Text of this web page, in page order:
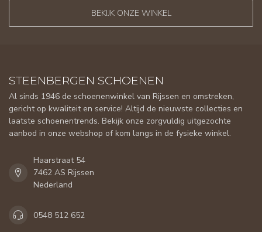
BEKIJK ONZE WINKEL
STEENBERGEN SCHOENEN
Al sinds 1946 de schoenenwinkel van Rijssen en omstreken,
gericht op kwaliteit en service! Altijd de nieuwste collecties en
laatste schoenentrends. Bekijk onze zorgvuldig uitgezochte
aanbod in onze webshop of kom langs in de fysieke winkel.
Haarstraat 54
7462 AS Rijssen
Nederland
0548 512 652